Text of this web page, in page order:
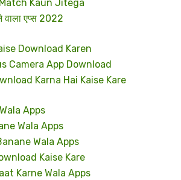
Kaun Jitega
एप्स 2022
Download Karen
Camera App Download
Karna Hai Kaise Kare
Apps
Wala Apps
Wala Apps
Kaise Kare
Karne Wala Apps